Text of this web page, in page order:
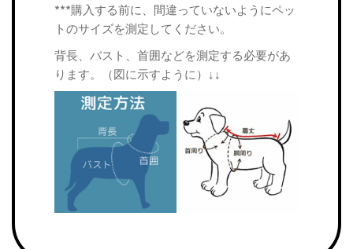
***購入する前に、間違っていないようにペッ
トのサイズを測定してください。
背長、バスト、首囲などを測定する必要があ
ります。（図に示すように）↓↓